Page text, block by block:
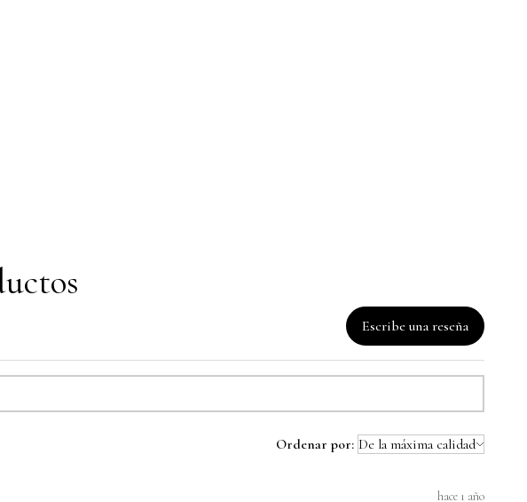
Escribe una reseña
Ordenar por:
hace 1 año